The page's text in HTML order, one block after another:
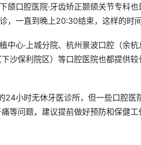
，一直到晚上20:30结束，这样的时
沙保利院区）等口腔医院也都提供
等问题，建议提前做好预防和保健